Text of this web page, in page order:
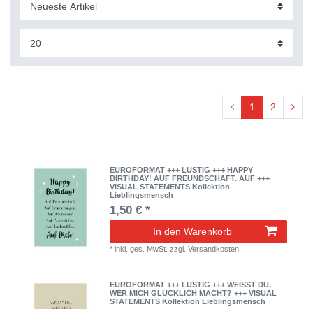
1 2
EUROFORMAT +++ LUSTIG +++ HAPPY
BIRTHDAY! AUF FREUNDSCHAFT. AUF +++
VISUAL STATEMENTS Kollektion
Lieblingsmensch
1,50 € *
In den Warenkorb
*inkl. ges. MwSt. zzgl.Versandkosten
EUROFORMAT +++ LUSTIG +++ WEISST DU,
WER MICH GLÜCKLICH MACHT? +++ VISUAL
STATEMENTS Kollektion Lieblingsmensch